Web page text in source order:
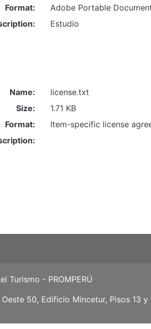
Format:
Adobe Portable
Estudio
Name:
license.txt
Size:
1.71 KB
Format:
Item-specific license
Turismo - PROMPERÚ
50, Edificio Mincetur, Pisos 13 y